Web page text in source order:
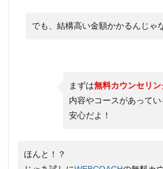
でも、結構高い金額かかるんじゃ
まずは無料カウンセリン
内容やコースがあって
安心だよ！
ほんと！？